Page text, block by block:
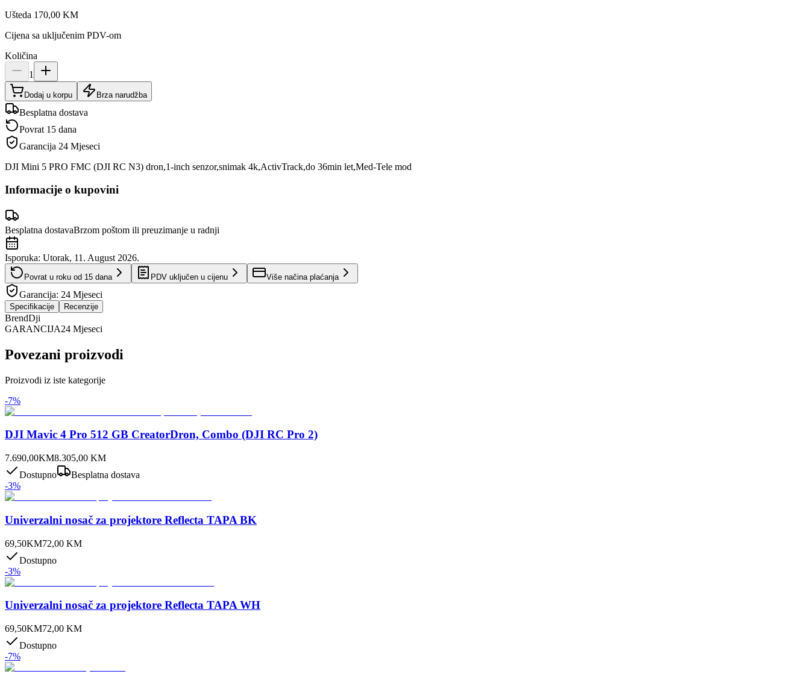
Ušteda 170,00 KM
Cijena sa uključenim PDV-om
Količina
1
Dodaj u korpu Brza narudžba
Besplatna dostava
Povrat 15 dana
Garancija 24 Mjeseci
DJI Mini 5 PRO FMC (DJI RC N3) dron,1-inch senzor,snimak 4k,ActivTrack,do 36min let,Med-Tele mod
Informacije o kupovini
Besplatna dostavaBrzom poštom ili preuzimanje u radnji
Isporuka: Utorak, 11. August 2026.
Povrat u roku od 15 dana PDV uključen u cijenu Više načina plaćanja
Garancija: 24 Mjeseci
Specifikacije Recenzije
BrendDji
GARANCIJA24 Mjeseci
Povezani proizvodi
Proizvodi iz iste kategorije
-7%
DJI Mavic 4 Pro 512 GB CreatorDron, Combo (DJI RC Pro 2)
7.690,00KM8.305,00 KM
Dostupno
Besplatna dostava
-3%
Univerzalni nosač za projektore Reflecta TAPA BK
69,50KM72,00 KM
Dostupno
-3%
Univerzalni nosač za projektore Reflecta TAPA WH
69,50KM72,00 KM
Dostupno
-7%